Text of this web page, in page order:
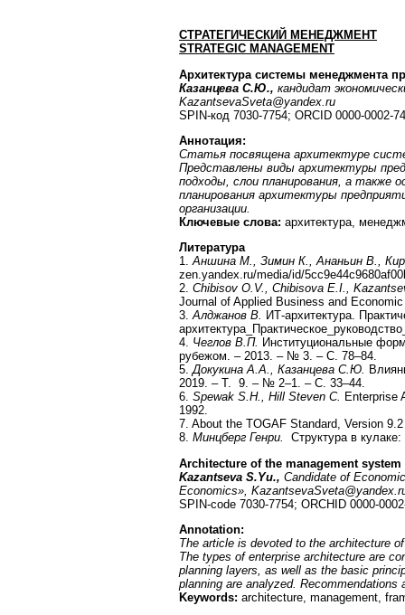
СТРАТЕГИЧЕСКИЙ МЕНЕДЖМЕНТ
STRATEGIC MANAGEMENT
Архитектура системы менеджмента
Казанцева С.Ю., кандидат
KazantsevaSveta@yandex ru
SPIN-код 7030-7754; ORCID 0000-0002-
Аннотация:
Статья посвящена архитектуре
Представлены виды архитектуры
подходы, слои планирования, а также
планирования архитектуры
организации.
Ключевые слова: архитектура,
Литература
1.Аншина М., Зимин К., Ананьин В.,
zen.yandex.ru/media/id/
2. Chibisov O.V., Chibisova E.I.,
Journal of Applied Business and
3.Алджанов В. ИТ-архитектура.
4. Чеглов В.П. Институциональные
рубежом. – 2013. – № 3. – С. 78–84.
5.Докукина А.А., Казанцева С.Ю.
2019. – Т. 9. – № 2–1. – С. 33–44.
6. Spewak S.H., Hill Steven C. Enterprise
1992.
7. About the TOGAF Standard, Version
8. Минцберг Генри.
Структура в
Architecture of the management
Kazantseva S.Yu., Candidate of
Economics»,
SPIN-code 7030-7754; ORCHID 0000-
Annotation:
The article is devoted to the architecture
The types of enterprise architecture are
planning layers, as well as the basic
planning are analyzed.
Keywords: architecture, management,